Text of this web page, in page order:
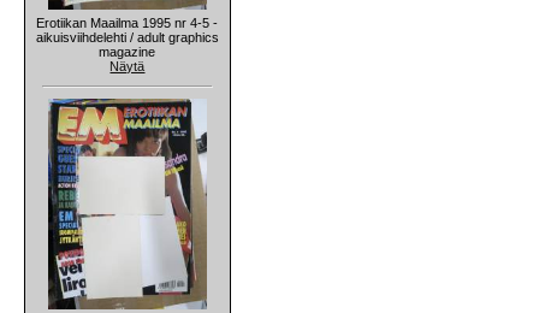
Erotiikan Maailma 1995 nr 4-5 -
aikuisviihdelehti / adult graphics
magazine
Näytä